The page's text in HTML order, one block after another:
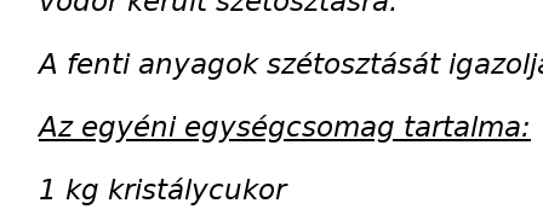
A fenti anyagok szétosztását
Az egyéni egységcsomag tartalma:
1 kg kristálycukor